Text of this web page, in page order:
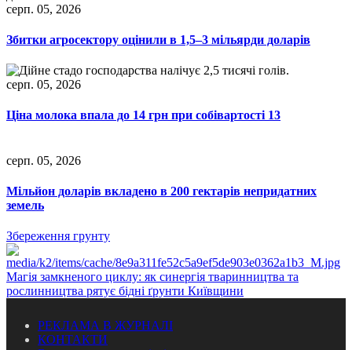
серп. 05, 2026
Збитки агросектору оцінили в 1,5–3 мільярди доларів
серп. 05, 2026
Ціна молока впала до 14 грн при собівартості 13
серп. 05, 2026
Мільйон доларів вкладено в 200 гектарів непридатних
земель
Збереження грунту
Магія замкненого циклу: як синергія тваринництва та
рослинництва рятує бідні ґрунти Київщини
РЕКЛАМА В ЖУРНАЛІ
КОНТАКТИ